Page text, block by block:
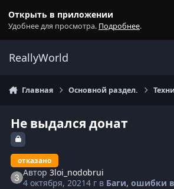
Открыть в приложении
Удобнее для просмотра. Подробнее.
ReallyWorld
Главная Основной раздел.
Не выдался донат
отказано
Автор3loi_nodobrui
4 октября, 20214 г в Баги, ошибки